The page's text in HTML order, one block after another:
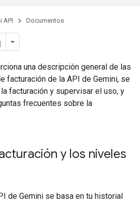
API Documentos
una descripción general de las
facturación de la API de Gemini, se
facturación y supervisar el uso, y
frecuentes sobre la
y los niveles
de Gemini se basa en tu historial